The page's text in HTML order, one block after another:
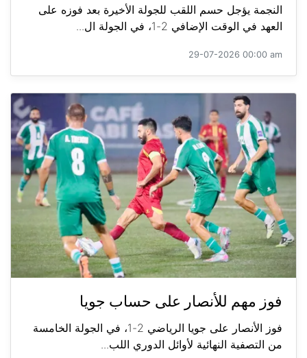
النجمة يؤجل حسم اللقب للجولة الأخيرة بعد فوزه على
العهد في الوقت الإضافي 2-1، في الجولة ال...
29-07-2026 00:00 am
فوز مهم للأنصار على حساب جويا
فوز الأنصار على جويا الرياضي 2-1، في الجولة الخامسة
من التصفية النهائية لأوائل الدوري اللب...